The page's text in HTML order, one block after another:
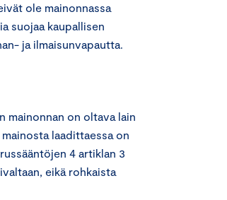
ole mainonnassa
suojaa kaupallisen
ja ilmaisunvapautta.
mainonnan on oltava lain
laadittaessa on
4 artiklan 3
eikä rohkaista